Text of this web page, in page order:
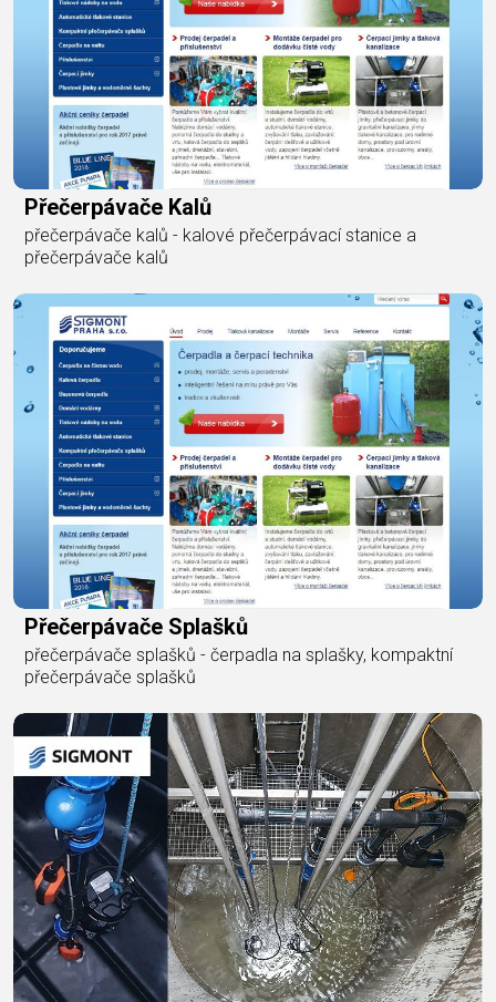
Přečerpávače Kalů
přečerpávače kalů - kalové přečerpávací stanice a
přečerpávače kalů
Přečerpávače Splašků
přečerpávače splašků - čerpadla na splašky, kompaktní
přečerpávače splašků